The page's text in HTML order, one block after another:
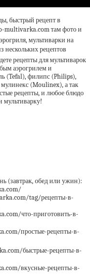
быстрый рецепт в
multivarka.com там фото и
мультиварки на
рецептов
рецепты для мультиварок
аэрогрилем и
(Tefal), филипс (Philips),
(Moulinex), а так
рецепты, и любое блюдо
мультиварку!
(завтрак, обед или ужин):
tag/рецепты-в-
что-приготовить-в-
простые-рецепты-в-
быстрые-рецепты-в-
вкусные-рецепты-в-